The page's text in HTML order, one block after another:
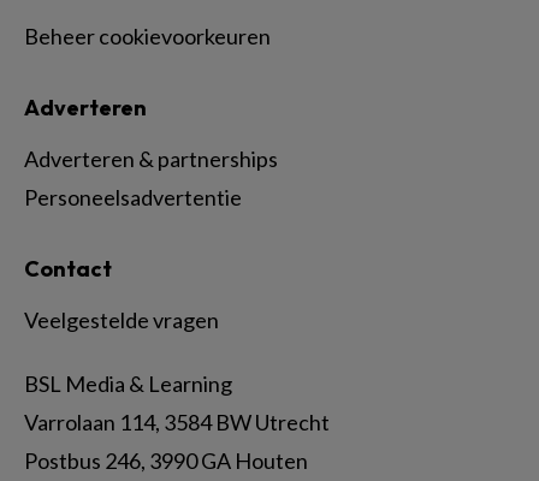
Contact
Veelgestelde vragen
BSL Media & Learning
Varrolaan 114, 3584 BW Utrecht
Postbus 246, 3990 GA Houten
Adverteren
Adverteren & partnerships
Personeelsadvertentie
Beheer cookievoorkeuren